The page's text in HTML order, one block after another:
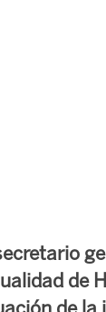
de